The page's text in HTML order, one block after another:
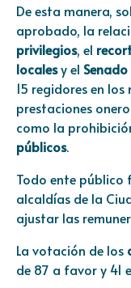
De esta manera,
aprobado, la
privilegios, el
localesy el
15 regidores en
prestaciones
como la
públicos.
Todo ente público
alcaldías de la
ajustar las
La votación de los
de 87 a favor y 41